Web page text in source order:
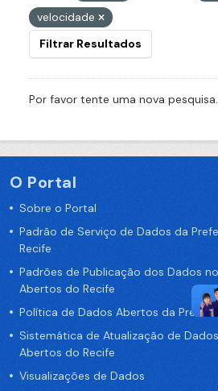
velocidade
Filtrar Resultados
Por favor tente uma nova pesquisa.
O Portal
Sobre o Portal
Padrão de Serviço de Dados da
Recife
Padrões de Publicação dos Dados
Abertos do Recife
Política de Dados Abertos da
Sistemática de Atualização de
Abertos do Recife
Visualizações de Dados